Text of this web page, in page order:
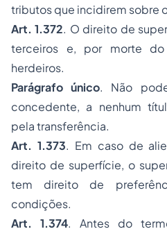
tributos que incidirem sobre
Art. 1.372. O direito de
terceiros e, por morte do
herdeiros.
Parágrafo único. Não
concedente, a nenhum
pela transferência.
Art. 1.373. Em caso de
direito de superfície, o
tem direito de
condições.
Art. 1.374. Antes do